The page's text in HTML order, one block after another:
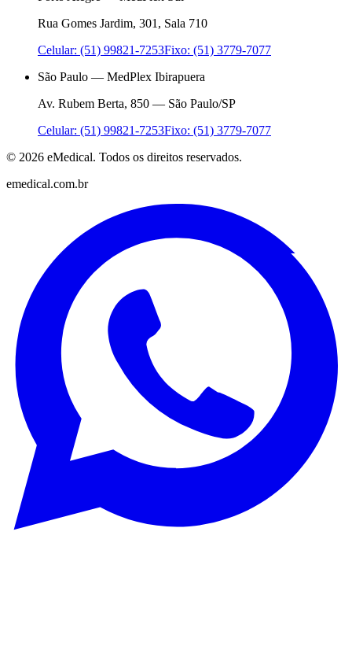
Rua Gomes Jardim, 301, Sala 710
Celular: (51) 99821-7253Fixo: (51) 3779-7077
São Paulo — MedPlex Ibirapuera
Av. Rubem Berta, 850 — São Paulo/SP
Celular: (51) 99821-7253Fixo: (51) 3779-7077
© 2026 eMedical. Todos os direitos reservados.
emedical.com.br